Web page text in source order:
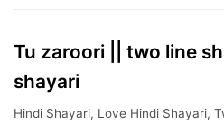
Tu zaroori || two line
shayari
Hindi Shayari, Love Hindi Shayari,